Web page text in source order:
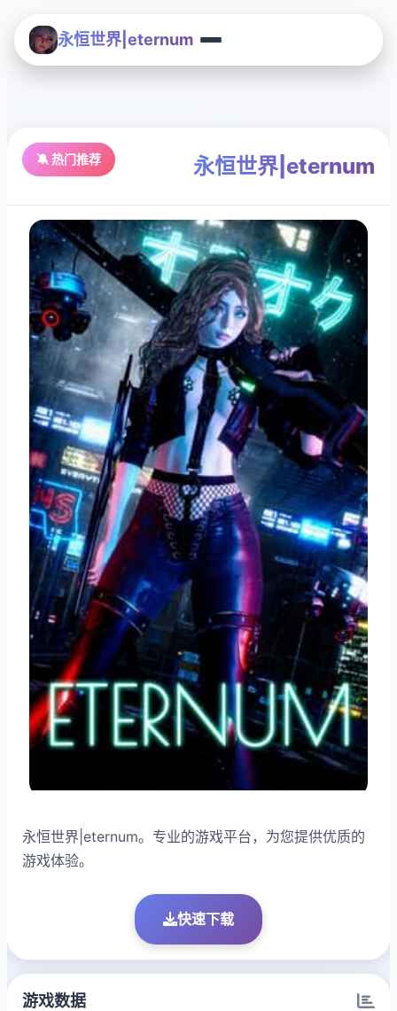
永恒世界|eternum
🔕 热门推荐 永恒世界|eternum
永恒世界|eternum。专业的游戏平台，为您提供优质的
游戏体验。
快速下载
游戏数据